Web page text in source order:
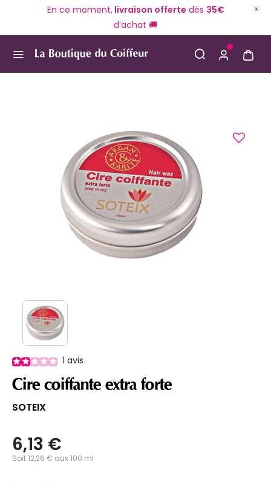
En ce moment,livraison offerte dès 35€
d’achat 🚚
1 avis
Cire coiffante extra forte
SOTEIX
6,13 €
Soit 12,26 € aux 100 ml